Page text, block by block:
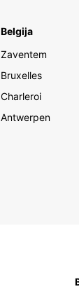
Belgija
Zaventem
Bruxelles
Charleroi
Antwerpen